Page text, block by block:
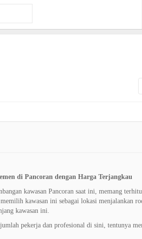
di Pancoran dengan Harga Terjangkau
kawasan Pancoran saat ini, memang
kawasan ini sebagai lokasi menjalankan
kawasan ini.
pekerja dan profesional di sini, tentunya